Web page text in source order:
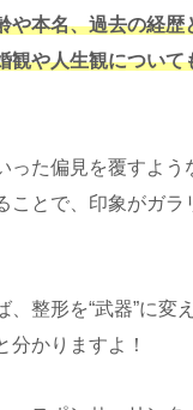
や本名、過去の経歴
観や人生観について
った偏見を覆すよ
ことで、印象がガラ
、整形を“武器”に変
分かりますよ！